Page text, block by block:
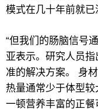
模式在几十年前就已
“但我们的肠脑信号
亚表示。研究人员
准的解决方案。 身
热量通常少于体型较
一顿营养丰富的正